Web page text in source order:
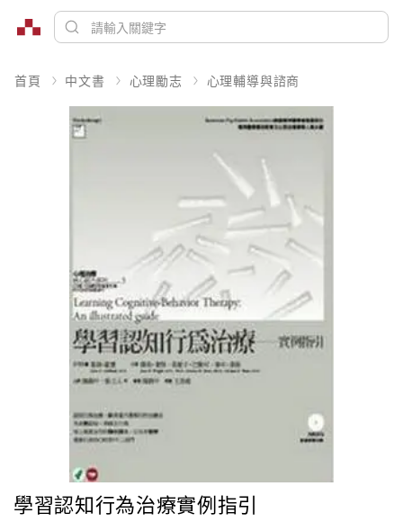
首頁 中文書 心理勵志 心理輔導與諮商
學習認知行為治療實例指引